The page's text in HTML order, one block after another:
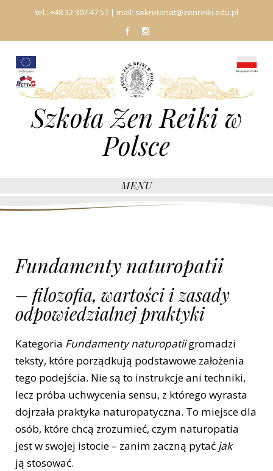
tel.: +48 32 307 47 57| mail: sekretariat@zenreiki.edu.pl
fb In
Szkoła Zen Reiki w
Polsce
MENU
Fundamenty naturopatii
– filozofia, wartości i zasady
odpowiedzialnej praktyki
Kategoria Fundamenty naturopatiigromadzi
teksty, które porządkują podstawowe założenia
tego podejścia. Nie są to instrukcje ani techniki,
lecz próba uchwycenia sensu, z którego wyrasta
dojrzała praktyka naturopatyczna. To miejsce dla
osób, które chcą zrozumieć, czym naturopatia
jest w swojej istocie – zanim zaczną pytać jak
ją stosować.